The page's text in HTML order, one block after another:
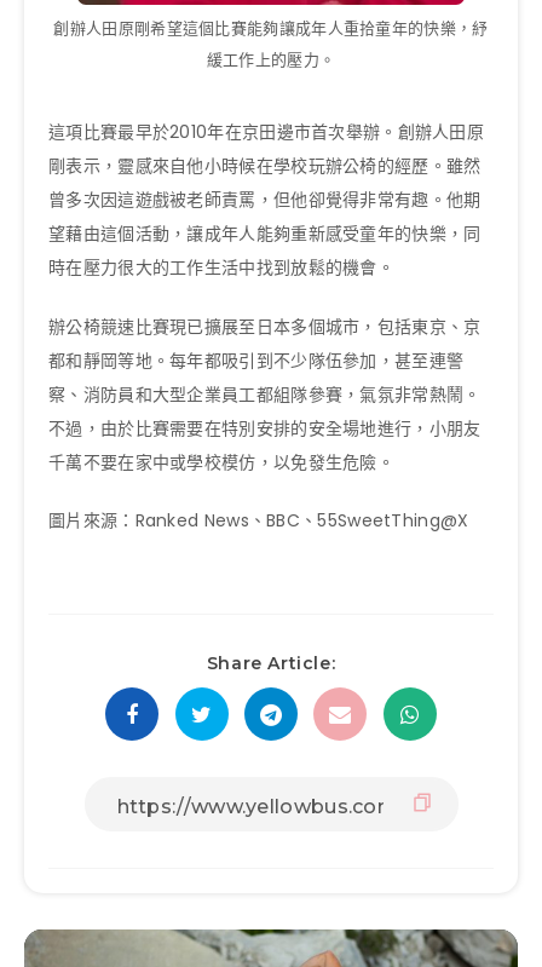
創辦人田原剛希望這個比賽能夠讓成年人重拾童年的快樂，紓
緩工作上的壓力。
這項比賽最早於2010年在京田邊市首次舉辦。創辦人田原
剛表示，靈感來自他小時候在學校玩辦公椅的經歷。雖然
曾多次因這遊戲被老師責罵，但他卻覺得非常有趣。他期
望藉由這個活動，讓成年人能夠重新感受童年的快樂，同
時在壓力很大的工作生活中找到放鬆的機會。
辦公椅競速比賽現已擴展至日本多個城市，包括東京、京
都和靜岡等地。每年都吸引到不少隊伍參加，甚至連警
察、消防員和大型企業員工都組隊參賽，氣氛非常熱鬧。
不過，由於比賽需要在特別安排的安全場地進行，小朋友
千萬不要在家中或學校模仿，以免發生危險。
圖片來源：Ranked News、BBC、55SweetThing@X
Share Article: